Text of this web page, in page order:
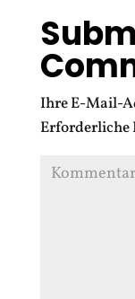
Ihre E-Mail-
Erforderliche